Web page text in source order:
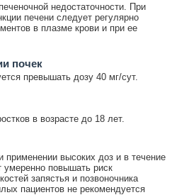
недостаточности. При
печени следует регулярно
в плазме крови и при ее
почек
превышать дозу 40 мг/сут.
в возрасте до 18 лет.
применении высоких доз и в течение
умеренно повышать риск
запястья и позвоночника
пациентов не рекомендуется